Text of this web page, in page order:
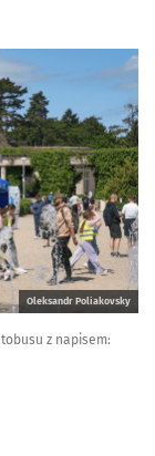
Oleksandr Poliakovsky
z napisem: